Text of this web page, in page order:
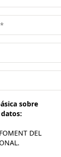
sobre
FOMENT DEL